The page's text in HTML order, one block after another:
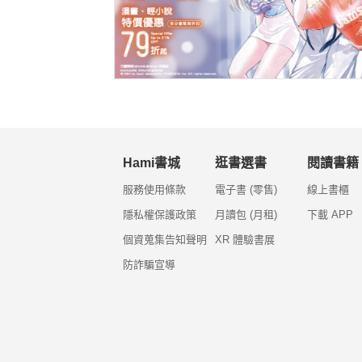
Hami書城
服務使用條款
隱私權保護政策
個資蒐集告知聲明
防詐騙宣導
逛書選書
電子書 (零售)
月讀包 (月租)
XR 體驗書展
閱讀書籍
線上書櫃
下載 APP